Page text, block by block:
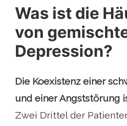
Was ist die
von
Depression?
Die Koexistenz einer
und einer Angststörung
Zwei Drittel der